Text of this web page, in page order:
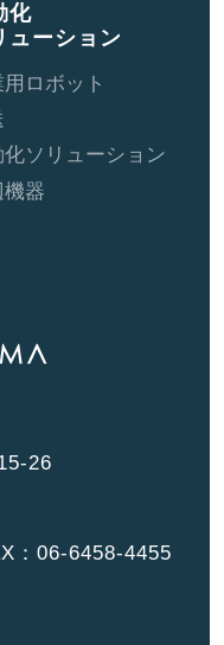
化
ューション
ロボット
化ソリューション
機器
26
：06-6458-4455